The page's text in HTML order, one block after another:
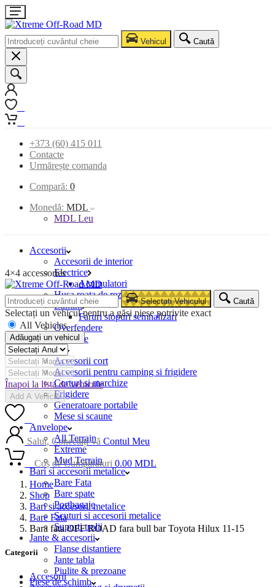
Vehicul Caută
+373 (60) 415 011
Contacte
Urmărește comanda
Compară: 0
Monedă: MDL
MDL Leu
Accesorii
Accesorii de interior
Electrice
Acumulatori
Husa roata de rezerva
Lumini
Faruri stopuri semnalizari
Overfendere
Snorkele
Camping
Accesorii cort
Accesorii pentru camping si frigidere
Corturi si marchize
Frigidere
Generatoare portabile
Mese si scaune
Anvelope
All Terrain
Extreme
Mud Terrain
Bari si accesorii metalice
Bare Fata
Bare spate
Portbagaje
Scuturi si accesorii metalice
Suporti trolii
Jante & accesorii
Flanse distantiere
Jante tabla
Piulite & prezoane
Piese de schimb
4×4 accessories
Selectați Vehiculul Caută
Selectați un vehicul pentru a găsi piese potrivite exact
All Vehicles
Adăugați un vehicul
Înapoi la lista de vehicule
Add A Vehicle
Salut, Conectați-vă Contul Meu
Coș de Cumpărături 0.00 MDL
Home
Shop
Bari si accesorii metalice
Bare Fata
Bara fata OFF ROAD fara bull bar Toyota Hilux 11-15
Categorii
Accesorii